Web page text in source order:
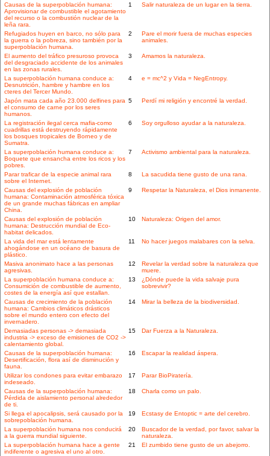
Causas de la superpoblación humana:
Aprovisionar de combustible el agotamiento
del recurso o la combustión nuclear de la
leña rara.
1 Salir naturaleza de un lugar en la tierra.
Refugiados huyen en barco, no sólo para
la guerra o la pobreza, sino también por la
superpoblación humana.
2
Pare el morir fuera de muchas especies
animales.
El aumento del tráfico presuroso provoca
del desgraciado accidente de los animales
en las zonas rurales.
3 Amamos la naturaleza.
La superpoblación humana conduce a:
Desnutrición, hambre y hambre en los
cteres del Tercer Mundo.
4 e = mc^2 y Vida = NegEntropy.
Japón mata cada año 23.000 delfines para
el consumo de carne por los seres
humanos.
5 Perdí mi religión y encontré la verdad.
La registración ilegal cerca mafia-como
cuadrillas está destruyendo rápidamente
los bosques tropicales de Borneo y de
Sumatra.
6 Soy orgulloso ayudar a la naturaleza.
La superpoblación humana conduce a:
Boquete que ensancha entre los ricos y los
pobres.
7 Activismo ambiental para la naturaleza.
Parar traficar de la especie animal rara
sobre el Internet.
8 La sacudida tiene gusto de una rana.
Causas del explosión de población
humana: Contaminación atmosférica tóxica
de un grande muchas fábricas en ampliar
China.
9 Respetar la Naturaleza, el Dios inmanente.
Causas del explosión de población
humana: Destrucción mundial de Eco-
habitat delicados.
10 Naturaleza: Origen del amor.
La vida del mar está lentamente
ahogándose en un océano de basura de
plástico.
11 No hacer juegos malabares con la selva.
Masiva anonimato hace a las personas
agresivas.
12
Revelar la verdad sobre la naturaleza que
muere.
La superpoblación humana conduce a:
Consumición de combustible de aumento,
costes de la energía así que estallan.
13
¿Dónde puede la vida salvaje pura
sobrevivir?
Causas de crecimiento de la población
humana: Cambios climáticos drásticos
sobre el mundo entero con efecto del
invernadero.
14 Mirar la belleza de la biodiversidad.
Demasiadas personas -> demasiada
industria -> exceso de emisiones de CO2 ->
calentamiento global.
15 Dar Fuerza a la Naturaleza.
Causas de la superpoblación humana:
Desertificación, flora así de disminución y
fauna.
16 Escapar la realidad áspera.
Utilizar los condones para evitar embarazo
indeseado.
17 Parar BioPiratería.
Causas de la superpoblación humana:
Pérdida de aislamiento personal alrededor
de ti.
18 Charla como un palo.
Si llega el apocalipsis, será causado por la
sobrepoblación humana.
19 Ecstasy de Entoptic = arte del cerebro.
La superpoblación humana nos conducirá
a la guerra mundial siguiente.
20
Buscador de la verdad, por favor, salvar la
naturaleza.
La superpoblación humana hace a gente
indiferente o agresiva el uno al otro.
21 El zumbido tiene gusto de un abejorro.